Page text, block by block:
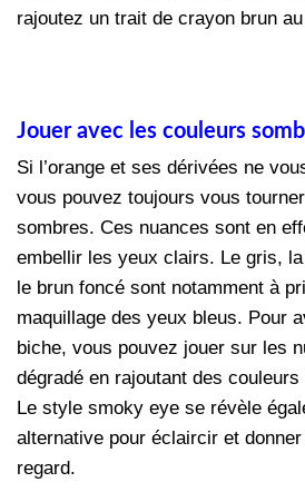
rajoutez un trait de crayon brun
Jouer avec les couleurs
Si l’orange et ses dérivées ne
vous pouvez toujours vous
sombres. Ces nuances sont en
embellir les yeux clairs. Le gris,
le brun foncé sont notamment à
maquillage des yeux bleus. Pour
biche, vous pouvez jouer sur les
dégradé en rajoutant des
Le style smoky eye se révèle
alternative pour éclaircir et
regard.